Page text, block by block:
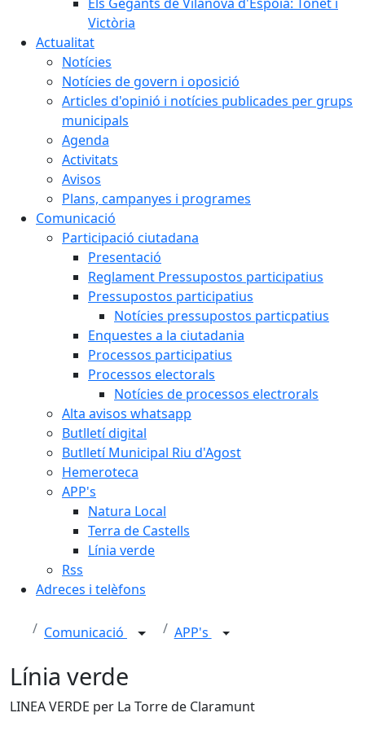
Victòria
Actualitat
Notícies
Notícies de govern i oposició
Articles d'opinió i notícies publicades per grups
municipals
Agenda
Activitats
Avisos
Plans, campanyes i programes
Comunicació
Participació ciutadana
Presentació
Reglament Pressupostos participatius
Pressupostos participatius
Notícies pressupostos particpatius
Enquestes a la ciutadania
Processos participatius
Processos electorals
Notícies de processos electrorals
Alta avisos whatsapp
Butlletí digital
Butlletí Municipal Riu d'Agost
Hemeroteca
APP's
Natura Local
Terra de Castells
Línia verde
Rss
Adreces i telèfons
Comunicació APP's
Línia verde
LINEA VERDE per La Torre de Claramunt